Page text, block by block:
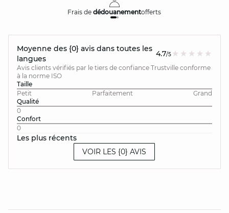
Frais dedédouanementofferts
Moyenne des {0} avis dans toutes les
langues
4.7/5
Avis clients vérifiés par le tiers de confiance Trustville conforme
à la norme ISO
Taille
Petit
Parfaitement
Grand
Qualité
0
Confort
0
Les plus récents
VOIR LES {0} AVIS